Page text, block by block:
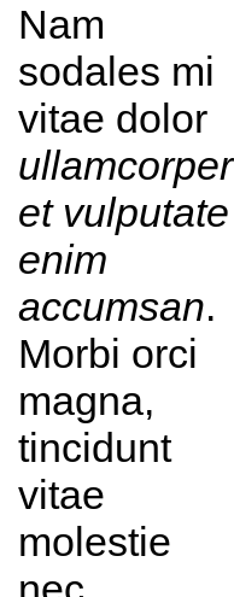
Nam
sodales mi
vitae dolor
ullamcorper
et vulputate
enim
accumsan.
Morbi orci
magna,
tincidunt
vitae
molestie